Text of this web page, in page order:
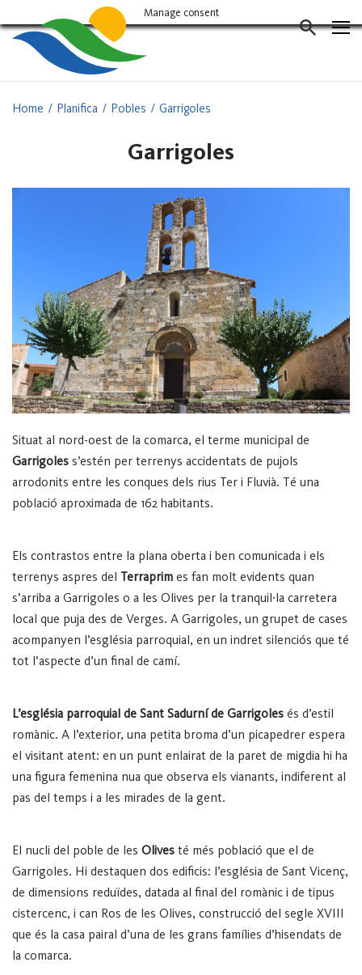
al
contingut
Home Planifica Pobles Garrigoles
Garrigoles
Situat al nord-oest de la comarca, el terme municipal de
Garrigoles s’estén per terrenys accidentats de pujols
arrodonits entre les conques dels rius Ter i Fluvià. Té una
població aproximada de 162 habitants.
Els contrastos entre la plana oberta i ben comunicada i els
terrenys aspres del Terraprim es fan molt evidents quan
s’arriba a Garrigoles o a les Olives per la tranquil·la carretera
local que puja des de Verges. A Garrigoles, un grupet de cases
acompanyen l’església parroquial, en un indret silenciós que té
tot l’aspecte d’un final de camí.
L’església parroquial de Sant Sadurní de Garrigoles és d’estil
romànic. A l’exterior, una petita broma d’un picapedrer espera
el visitant atent: en un punt enlairat de la paret de migdia hi ha
una figura femenina nua que observa els vianants, indiferent al
pas del temps i a les mirades de la gent.
El nucli del poble de les Olives té més població que el de
Garrigoles. Hi destaquen dos edificis: l’església de Sant Vicenç,
de dimensions reduïdes, datada al final del romànic i de tipus
cistercenc, i can Ros de les Olives, construcció del segle XVIII
que és la casa pairal d’una de les grans famílies d’hisendats de
la comarca.
Manage consent